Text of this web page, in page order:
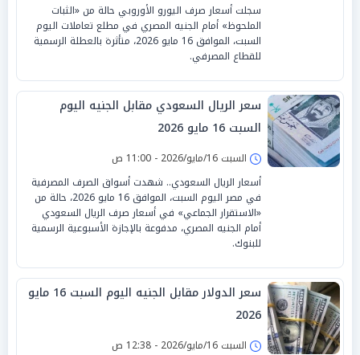
سجلت أسعار صرف اليورو الأوروبي حالة من «الثبات
الملحوظ» أمام الجنيه المصري في مطلع تعاملات اليوم
السبت، الموافق 16 مايو 2026، متأثرة بالعطلة الرسمية
للقطاع المصرفي.
سعر الريال السعودي مقابل الجنيه اليوم
السبت 16 مايو 2026
السبت 16/مايو/2026 - 11:00 ص
أسعار الريال السعودي.. شهدت أسواق الصرف المصرفية
في مصر اليوم السبت، الموافق 16 مايو 2026، حالة من
«الاستقرار الجماعي» في أسعار صرف الريال السعودي
أمام الجنيه المصري، مدفوعة بالإجازة الأسبوعية الرسمية
للبنوك.
سعر الدولار مقابل الجنيه اليوم السبت 16 مايو
2026
السبت 16/مايو/2026 - 12:38 ص